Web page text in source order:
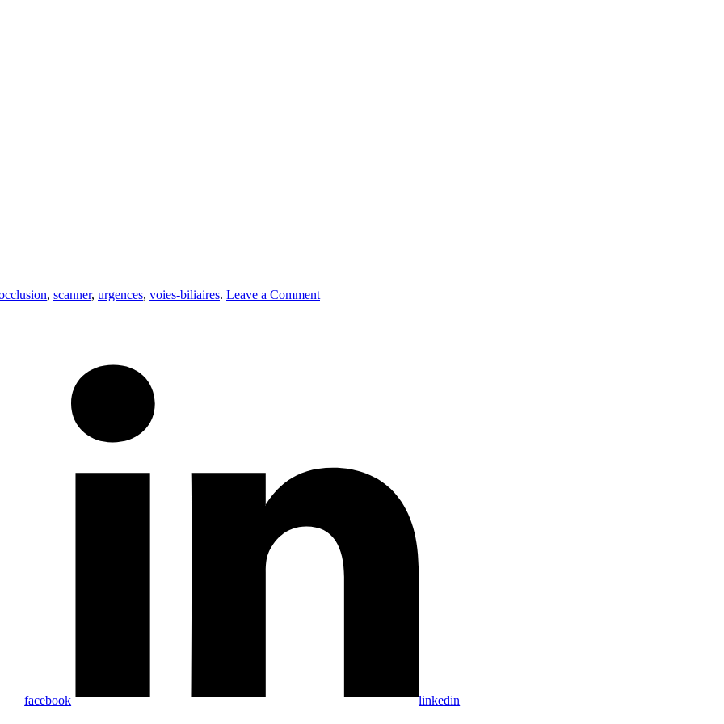
, scanner, urgences, voies-biliaires. Leave a Comment
facebook linkedin